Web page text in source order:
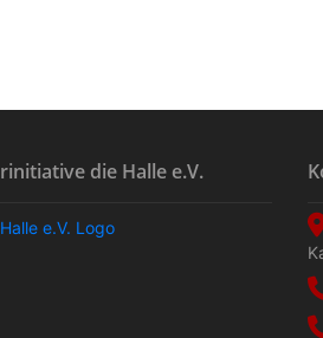
die Halle e.V.